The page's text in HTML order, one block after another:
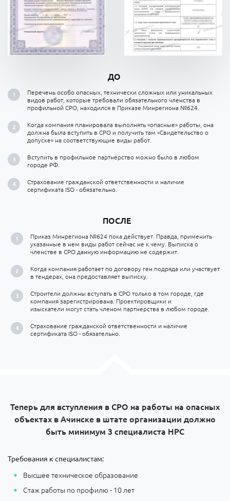
ДО
Перечень особо опасных, технически сложных или уникальных
видов работ, которые требовали обязательного членства в
профильной СРО, находился в Приказе Минрегиона №624.
Когда компания планировала выполнять «опасные» работы, она
должна была вступить в СРО и получить там «Свидетельство о
допуске» на соответствующие виды работ.
Вступить в профильное партнёрство можно было в любом
городе РФ.
Страхование гражданской ответственности и наличие
сертификата ISO - обязательно.
ПОСЛЕ
Приказ Минрегиона №624 пока действует. Правда, применить
указанные в нем виды работ сейчас не к чему. Выписка о
членстве в СРО данную информацию не содержит.
Когда компания работает по договору ген.подряда или участвует
в тендерах, она предоставляет выписку.
Строители должны вступать в СРО только в том городе, где
компания зарегистрирована. Проектировщики и
изыскатели могут стать членом партнерства в любом городе.
Страхование гражданской ответственности и наличие
сертификата ISO - обязательно.
Теперь для вступления в СРО на работы на опасных
объектах в Ачинске в штате организации должно
быть минимум 3 специалиста НРС
Требования к специалистам:
Высшее техническое образование
Стаж работы по профилю - 10 лет